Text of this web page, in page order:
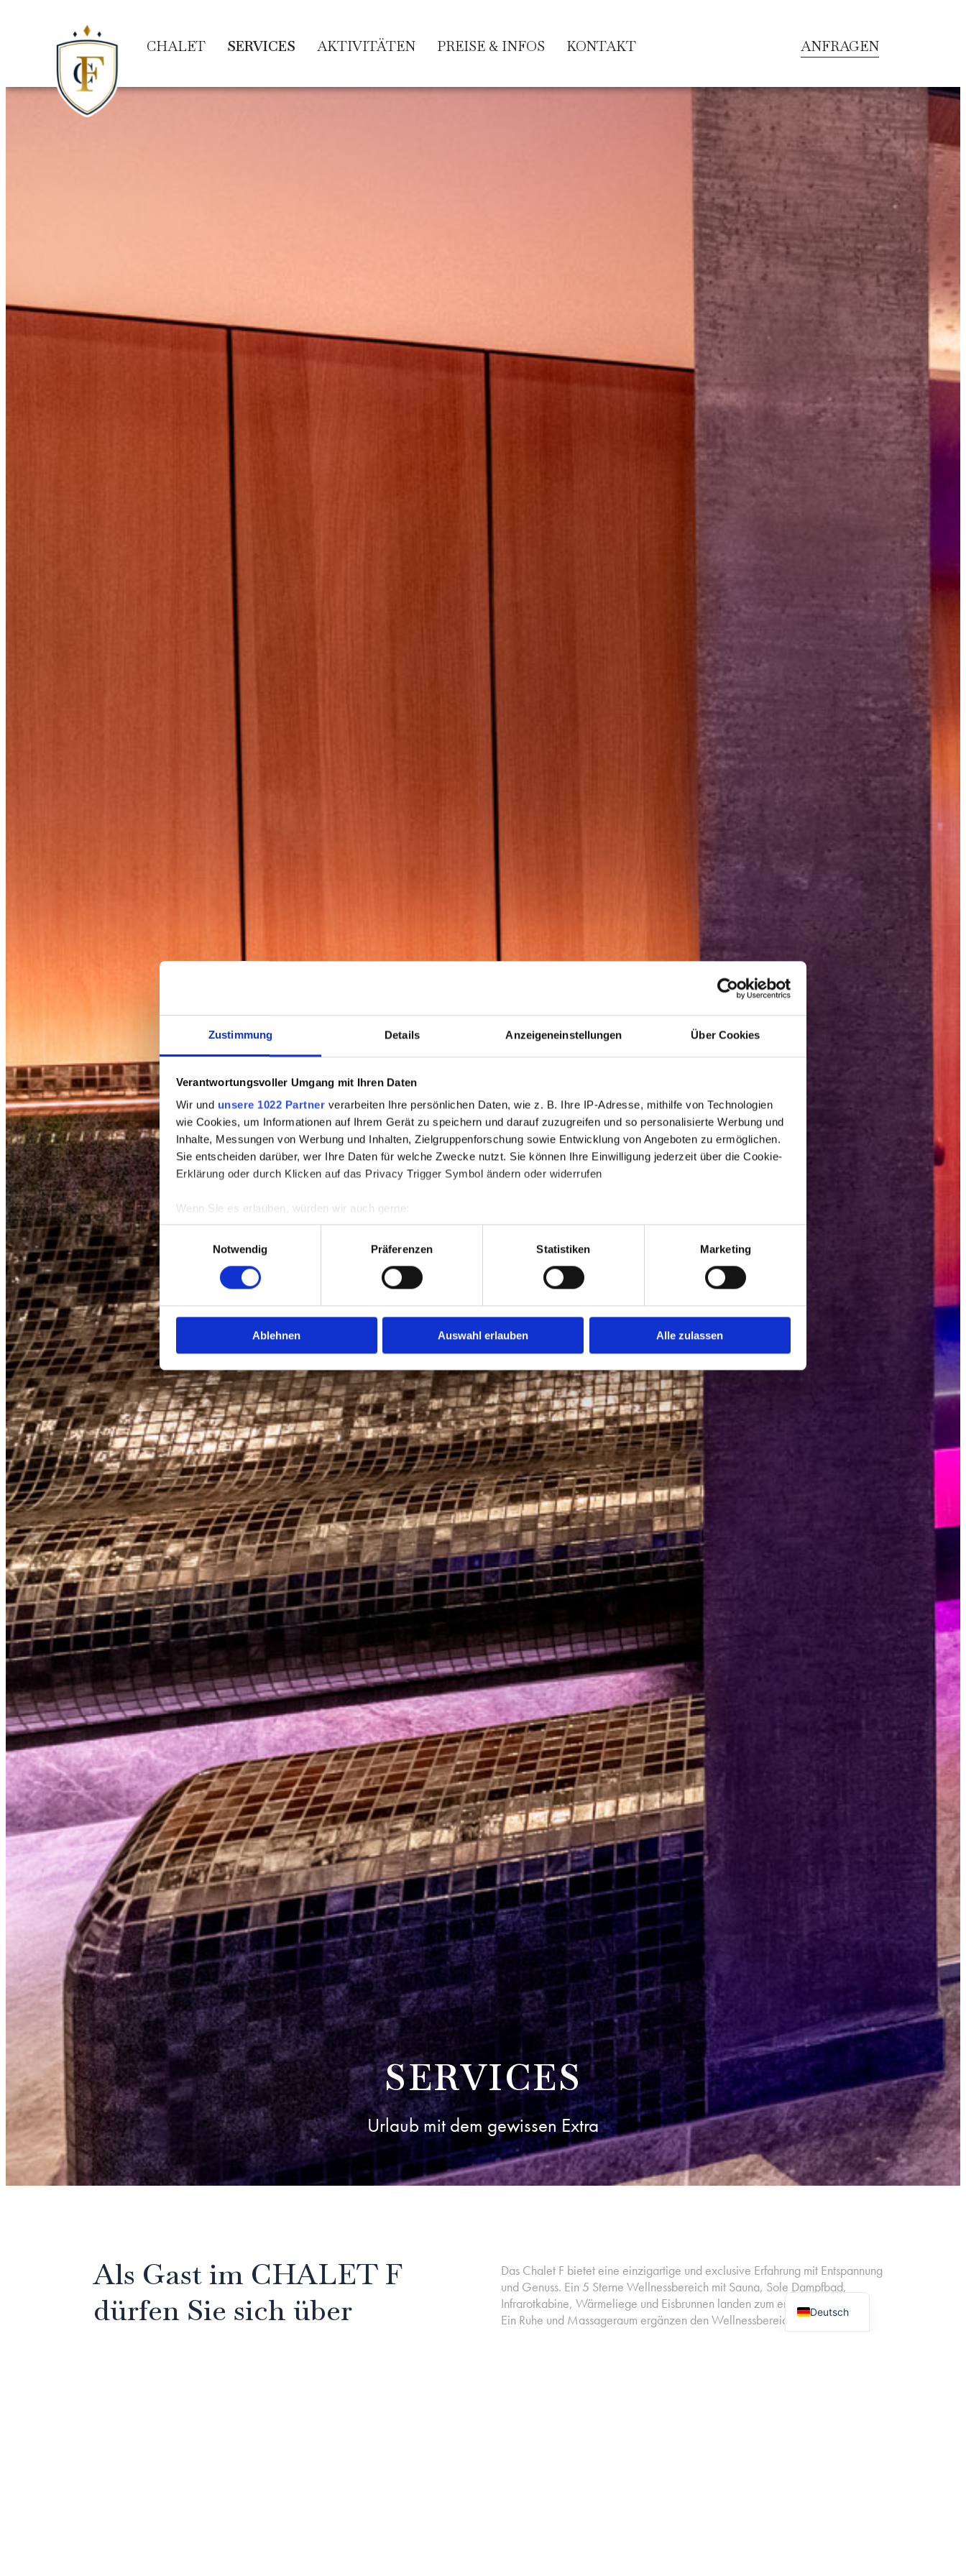
Zustimmung Details Anzeigeneinstellungen Über Cookies
Verantwortungsvoller Umgang mit Ihren Daten
Wir und unsere 1022 Partner verarbeiten Ihre persönlichen Daten, wie z. B. Ihre IP-Adresse, mithilfe von Technologien
wie Cookies, um Informationen auf Ihrem Gerät zu speichern und darauf zuzugreifen und so personalisierte Werbung und
Inhalte, Messungen von Werbung und Inhalten, Zielgruppenforschung sowie Entwicklung von Angeboten zu ermöglichen.
Sie entscheiden darüber, wer Ihre Daten für welche Zwecke nutzt. Sie können Ihre Einwilligung jederzeit über die Cookie-
Erklärung oder durch Klicken auf das Privacy Trigger Symbol ändern oder widerrufen
Wenn Sie es erlauben, würden wir auch gerne:
Informationen über Ihre geografische Lage erfassen, welche bis auf einige Meter genau sein können
Ihr Gerät durch aktives Scannen nach bestimmten Merkmalen (Fingerprinting) identifizieren
Erfahren Sie mehr darüber, wie Ihre persönlichen Daten verarbeitet werden, und legen Sie Ihre Präferenzen imAbschnitt
Einzelheitenfest.
Wir verwenden Cookies, um Inhalte und Anzeigen zu personalisieren, Funktionen für soziale Medien anbieten zu können
und die Zugriffe auf unsere Website zu analysieren. Außerdem geben wir Informationen zu Ihrer Verwendung unserer
Website an unsere Partner für soziale Medien, Werbung und Analysen weiter. Unsere Partner führen diese Informationen
möglicherweise mit weiteren Daten zusammen, die Sie ihnen bereitgestellt haben oder die sie im Rahmen Ihrer Nutzung
der Dienste gesammelt haben.
Notwendig
Präferenzen Statistiken Marketing
Ablehnen Auswahl erlauben Alle zulassen
CHALET SERVICES AKTIVITÄTEN PREISE & INFOS KONTAKT ANFRAGEN
SERVICES
Urlaub mit dem gewissen Extra
Als Gast im CHALET F
dürfen Sie sich über
Das Chalet F bietet eine einzigartige und exclusive Erfahrung mit Entspannung
und Genuss. Ein 5 Sterne Wellnessbereich mit Sauna, Sole Dampfbad,
Infrarotkabine, Wärmeliege und Eisbrunnen landen zum entspannen ein.
Ein Ruhe und Massageraum ergänzen den Wellnessbereich. Ein moderner
Fitnessraum und eine hauseigene Weinlounge sind ebenfalls vorhanden. Das
Deutsch
English